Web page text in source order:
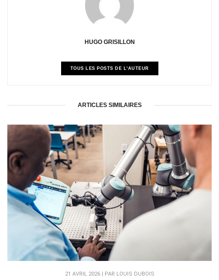
HUGO GRISILLON
TOUS LES POSTS DE L'AUTEUR
ARTICLES SIMILAIRES
21 AVRIL 2026 | PAR LOUIS DUBOIS